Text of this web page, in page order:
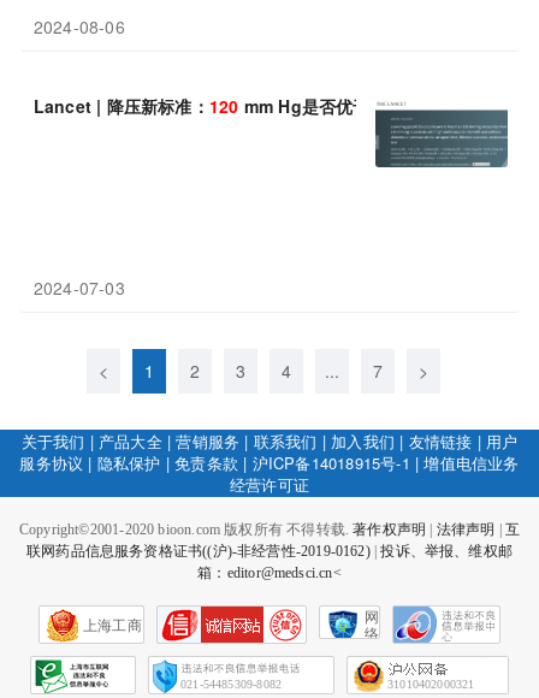
2024-08-06
Lancet | 降压新标准： 120 mm Hg是否优于140 mm Hg？临床试
2024-07-03
< 1 2 3 4 ... 7 >
关于我们 | 产品大全|营销服务 | 联系我们 | 加入我们 | 友情链接 | 用户
服务协议 | 隐私保护 |免责条款 | 沪ICP备14018915号-1 |增值电信业务
经营许可证
Copyright©2001-2020 bioon.com 版权所有 不得转载.著作权声明 法律声明
互
联网药品信息服务资格证书((沪)-非经营性-2019-0162)|投诉、举报、维权邮
箱：editor@medsci.cn<
上海工商
网
络
会
征
021-54485309-8082 31010402000321